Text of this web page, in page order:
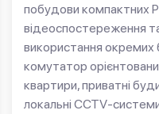
побудови компактних
відеоспостереження
використання окремих
комутатор
квартири, приватні
локальні CCTV-